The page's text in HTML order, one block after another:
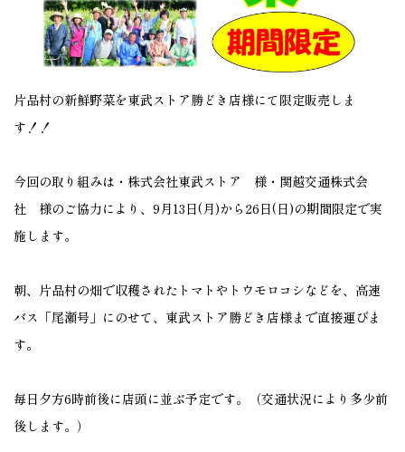
片品村の新鮮野菜を東武ストア勝どき店様にて限定販売しま
す！！
今回の取り組みは・株式会社東武ストア 様・関越交通株式会
社 様のご協力により、9月13日(月)から26日(日)の期間限定で実
施します。
朝、片品村の畑で収穫されたトマトやトウモロコシなどを、高速
バス「尾瀬号」にのせて、東武ストア勝どき店様まで直接運びま
す。
毎日夕方6時前後に店頭に並ぶ予定です。（交通状況により多少前
後します。）